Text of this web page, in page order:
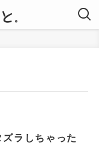
ズラしちゃった